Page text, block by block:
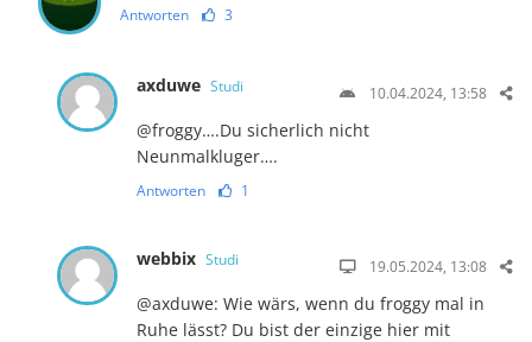
Antworten 3
axduwe Studi 10.04.2024, 13:58
@froggy….Du sicherlich nicht
Neunmalkluger….
Antworten 1
webbix Studi 19.05.2024, 13:08
@axduwe: Wie wärs, wenn du froggy mal in
Ruhe lässt? Du bist der einzige hier mit